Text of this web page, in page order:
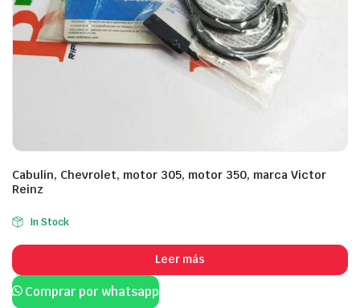
Cabulin, Chevrolet, motor 305, motor 350, marca Victor
Reinz
In Stock
Leer más
Comprar por whatsapp